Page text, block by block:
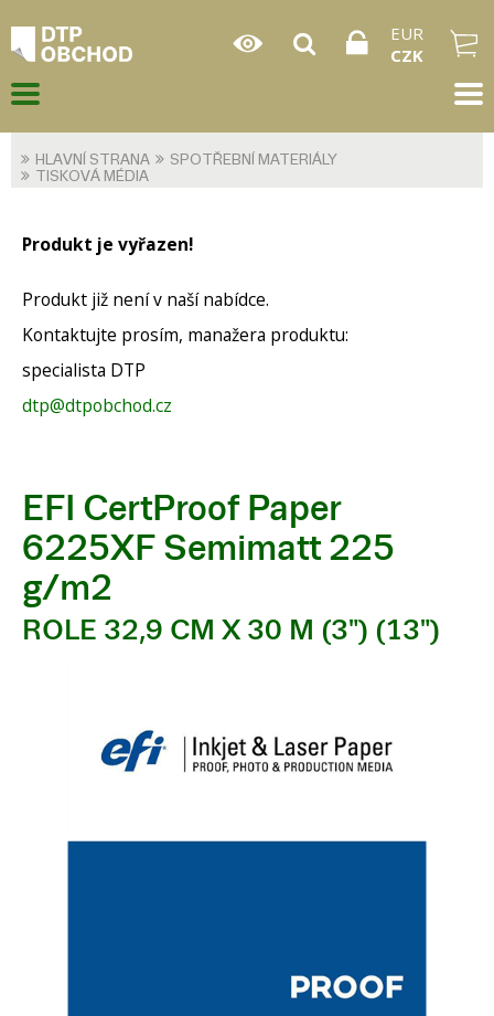
EUR
CZK
HLAVNÍ STRANA
SPOTŘEBNÍ MATERIÁLY
TISKOVÁ MÉDIA
Produkt je vyřazen!
Produkt již není v naší nabídce.
Kontaktujte prosím, manažera produktu:
specialista DTP
dtp@dtpobchod.cz
EFI CertProof Paper
6225XF Semimatt 225
g/m2
ROLE 32,9 CM X 30 M (3") (13")